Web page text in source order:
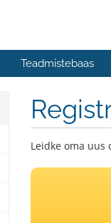
Teadmistebaas
Leidke oma uus